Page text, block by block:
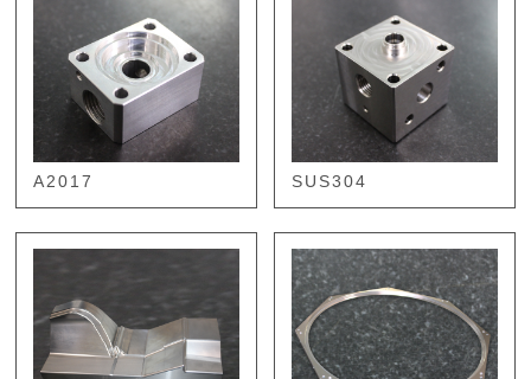
A2017 SUS304